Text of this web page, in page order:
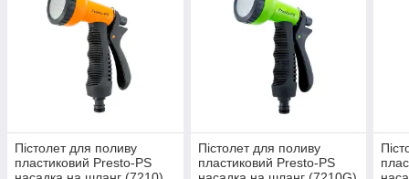
Пістолет для поливу
пластиковий Presto-PS
Пістолет для поливу
пластиковий Presto-PS